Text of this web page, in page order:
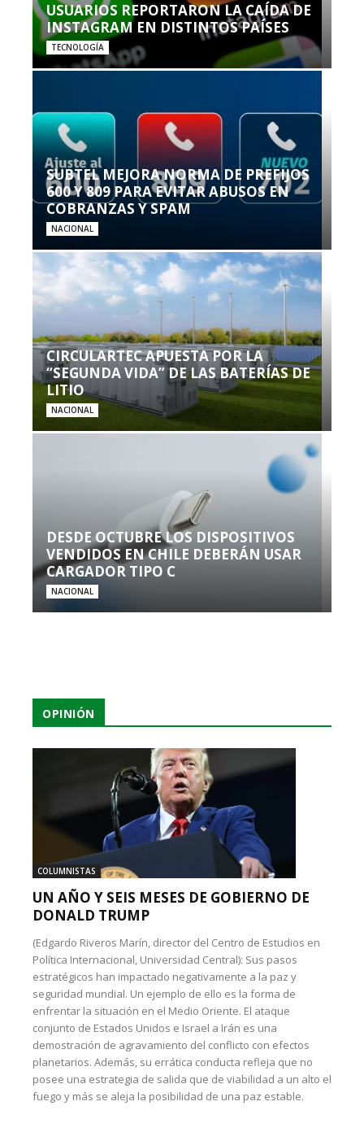
USUARIOS REPORTARON LA CAÍDA DE
INSTAGRAM EN DISTINTOS PAÍSES
TECNOLOGÍA
SUBTEL MEJORA NORMA DE PREFIJOS
600 Y 809 PARA EVITAR ABUSOS EN
COBRANZAS Y SPAM
NACIONAL
CIRCULARTEC APUESTA POR LA
“SEGUNDA VIDA” DE LAS BATERÍAS DE
LITIO
NACIONAL
DESDE OCTUBRE LOS DISPOSITIVOS
VENDIDOS EN CHILE DEBERÁN USAR
CARGADOR TIPO C
NACIONAL
OPINIÓN
COLUMNISTAS
UN AÑO Y SEIS MESES DE GOBIERNO DE
DONALD TRUMP
(Edgardo Riveros Marín, director del Centro de Estudios en
Política Internacional, Universidad Central): Sus pasos
estratégicos han impactado negativamente a la paz y
seguridad mundial. Un ejemplo de ello es la forma de
enfrentar la situación en el Medio Oriente. El ataque
conjunto de Estados Unidos e Israel a Irán es una
demostración de agravamiento del conflicto con efectos
planetarios. Además, su errática conducta refleja que no
posee una estrategia de salida que de viabilidad a un alto el
fuego y más se aleja la posibilidad de una paz estable.